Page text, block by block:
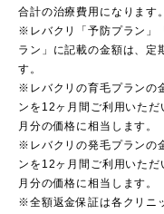
合計の治療費用になります。
※レバクリ「予防プラン」
ラン」に記載の金額は、定
す。
※レバクリの育毛プランの
ンを12ヶ月間ご利用いた
月分の価格に相当します。
※レバクリの発毛プランの
ンを12ヶ月間ご利用いた
月分の価格に相当します。
※全額返金保証は各クリニ